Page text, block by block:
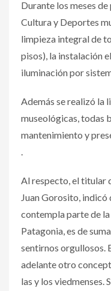
Durante los meses
Cultura y Deportes
limpieza integral de
pisos), la instalación
iluminación por
Además se realizó la
museológicas, todas
mantenimiento y
Al respecto, el titular
Juan Gorosito,
contempla parte de
Patagonia, es de
sentirnos orgullosos.
adelante otro
las y los viedmenses.